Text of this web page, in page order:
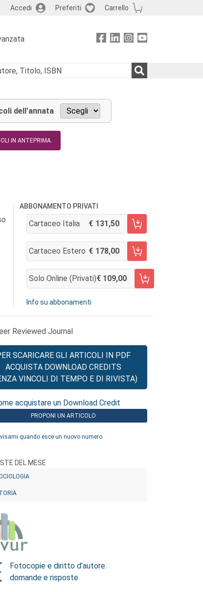
Accedi Preferiti Carrello
dell’annata
IN ANTEPRIMA.
ABBONAMENTO PRIVATI
Cartaceo Italia 131,50
AGGIUNGI AL CARRELLO
Cartaceo Estero 178,00
AGGIUNGI AL CARRELLO
Solo Online (privati) 109,00
AGGIUNGI AL CARRELLO
Info su abbonamenti
Reviewed Journal
SCARICARE GLI ARTICOLI IN PDF
ACQUISTA DOWNLOAD CREDITS
VINCOLI DI TEMPO E DI RIVISTA)
acquistare un Download Credit
PROPONI UN ARTICOLO
quando esce un nuovo numero
DEL MESE
Fotocopie e diritto d’autore:
domande e risposte